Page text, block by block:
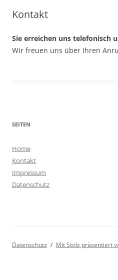
Kontakt
Sie erreichen uns telefonisch
Wir freuen uns über Ihren
SEITEN
Home
Kontakt
Impressum
Datenschutz
Datenschutz Mit Stolz präsentiert